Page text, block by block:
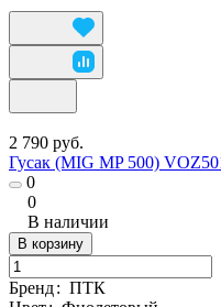
2 790 руб.
Гусак (MIG MP 500)
0
0
В наличии
В корзину
Бренд: ПТК